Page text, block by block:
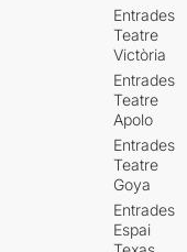
Entrades
Teatre
Victòria
Entrades
Teatre
Apolo
Entrades
Teatre
Goya
Entrades
Espai